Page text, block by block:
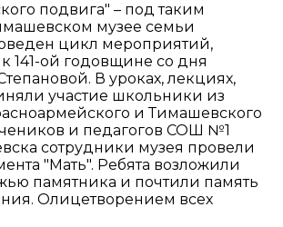
подвига" – под таким
музее семьи
цикл мероприятий,
141-ой годовщине со дня
В уроках, лекциях,
участие школьники из
и Тимашевского
и педагогов СОШ №1
сотрудники музея провели
"Мать". Ребята возложили
памятника и почтили память
Олицетворением всех